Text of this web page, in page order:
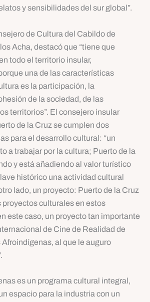
y sensibilidades del sur global”.
de Cultura del Cabildo de
Acha, destacó que “tiene que
todo el territorio insular,
una de las características
es la participación, la
de la sociedad, de las
territorios”. El consejero insular
de la Cruz se cumplen dos
para el desarrollo cultural: “un
a trabajar por la cultura; Puerto de la
y está añadiendo al valor turístico
histórico una actividad cultural
lado, un proyecto: Puerto de la Cruz
culturales en estos
este caso, un proyecto tan importante
de Cine de Realidad de
al que le auguro
es un programa cultural integral,
espacio para la industria con un